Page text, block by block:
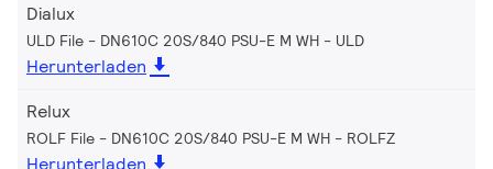
Dialux
ULD File - DN610C 20S/840 PSU-E M WH ULD
Herunterladen
Relux
ROLF File - DN610C 20S/840 PSU-E M WH ROLFZ
Herunterladen